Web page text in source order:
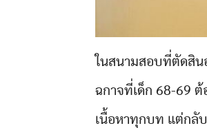
ในสนามสอบที่ตัดสิน
ฉกาจที่เด็ก 68-69
เนื้อหาทุกบท แต่กลั